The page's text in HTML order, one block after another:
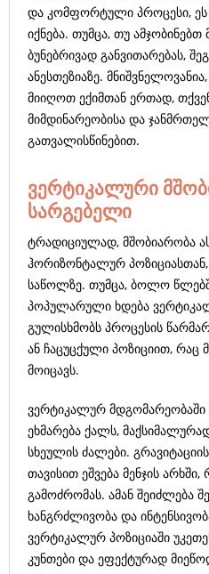
და კომფორტული პროცესი,
იქნება. თუმცა, თუ
ბუნებრივად განვითარებას,
ანესთეზიაზე.
მიიღოთ ექიმთან ერთად,
მიმდინარეობისა და
გათვალისწინებით.
ვერტიკალური
სარგებელი
ტრადიციულად, მშობიარობა
ჰორიზონტალურ
საწოლზე. თუმცა, ბოლო
პოპულარული ხდება
გულისხმობს პროცესის
ან ჩაცუცქული პოზიციით,
მოიცავს.
ვერტიკალურ მდგომარეობაში
ეხმარება ქალს,
სხეულის ძალები.
თავისით ეშვება მენჯის
გამოძრომას. ამან შეიძლება
ხანგრძლივობა და
ვერტიკალურ პოზიციაში
კუნთები და ეფექტურად